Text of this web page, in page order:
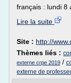
français : lundi 8
Lire la suite
Site : http://
Thèmes liés :
externe crpe 2019 /
externe de